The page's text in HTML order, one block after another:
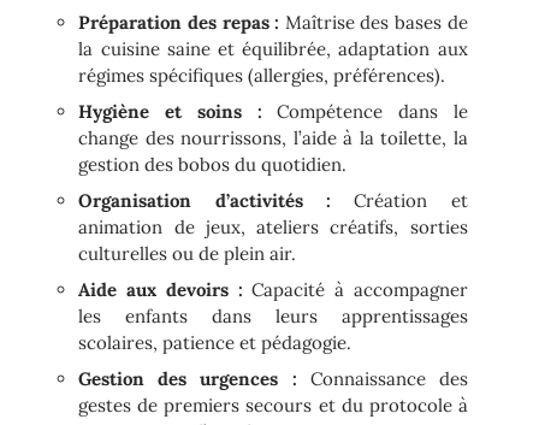
Préparation des repas : Maîtrise des bases de
la cuisine saine et équilibrée, adaptation aux
régimes spécifiques (allergies, préférences).
Hygiène et soins : Compétence dans le
change des nourrissons, l’aide à la toilette, la
gestion des bobos du quotidien.
Organisation d’activités : Création et
animation de jeux, ateliers créatifs, sorties
culturelles ou de plein air.
Aide aux devoirs : Capacité à accompagner
les enfants dans leurs apprentissages
scolaires, patience et pédagogie.
Gestion des urgences : Connaissance des
gestes de premiers secours et du protocole à